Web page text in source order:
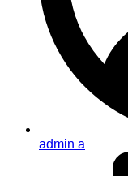
admin a